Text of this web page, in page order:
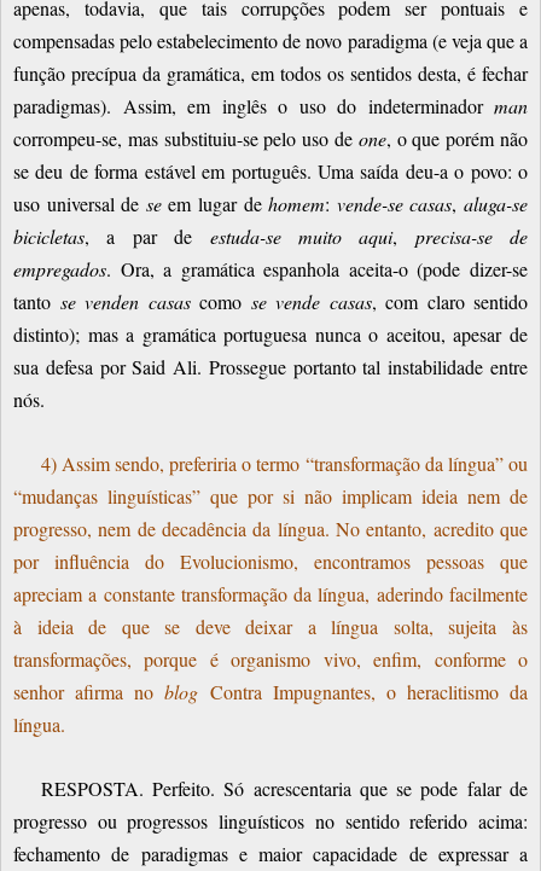
apenas, todavia, que tais corrupções podem ser pontuais e
compensadas pelo estabelecimento de novo paradigma (e veja que a
função precípua da gramática, em todos os sentidos desta, é fechar
paradigmas). Assim, em inglês o uso do indeterminador man
corrompeu-se, mas substituiu-se pelo uso de one, o que porém não
se deu de forma estável em português. Uma saída deu-a o povo: o
uso universal de seem lugar dehomem: vende-se casas,aluga-se
bicicletas, a par de estuda-se muito aqui, precisa-se de
empregados. Ora, a gramática espanhola aceita-o (pode dizer-se
tanto se venden casas como se vende casas, com claro sentido
distinto); mas a gramática portuguesa nunca o aceitou, apesar de
sua defesa por Said Ali. Prossegue portanto tal instabilidade entre
nós.
4) Assim sendo, preferiria o termo “transformação da língua” ou
“mudanças linguísticas” que por si não implicam ideia nem de
progresso, nem de decadência da língua. No entanto, acredito que
por influência do Evolucionismo, encontramos pessoas que
apreciam a constante transformação da língua, aderindo facilmente
à ideia de que se deve deixar a língua solta, sujeita às
transformações, porque é organismo vivo, enfim, conforme o
senhor afirma noblog Contra Impugnantes, o heraclitismo da
língua.
RESPOSTA. Perfeito. Só acrescentaria que se pode falar de
progresso ou progressos linguísticos no sentido referido acima:
fechamento de paradigmas e maior capacidade de expressar a